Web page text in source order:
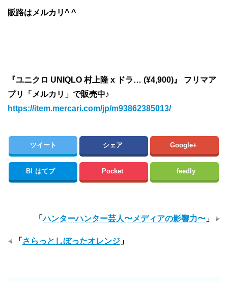
販路はメルカリ^ ^
『ユニクロ UNIQLO 村上隆 x ドラ… (¥4,900)』 フリマア
プリ「メルカリ」で販売中♪
https://item.mercari.com/jp/m93862385013/
ツイート シェア Google+
B! はてブ Pocket feedly
「ハンターハンター芸人〜メディアの影響力〜 」
「 さらっとしぼったオレンジ 」